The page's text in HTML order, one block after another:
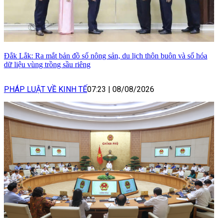
Đắk Lắk: Ra mắt bản đồ số nông sản, du lịch thôn buôn và số hóa
dữ liệu vùng trồng sầu riêng
PHÁP LUẬT VỀ KINH TẾ07:23 | 08/08/2026